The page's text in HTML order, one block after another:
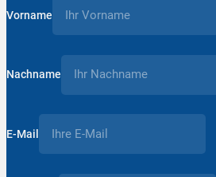
Vorname
Nachname
E-Mail